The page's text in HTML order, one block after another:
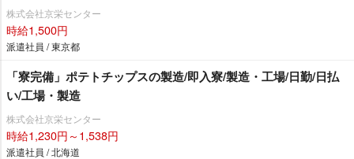
株式会社京栄センター
時給1,500円
派遣社員 / 東京都
「寮完備」ポテトチップスの製造/即入寮/製造・工場/日勤/日払
い/工場・製造
株式会社京栄センター
時給1,230円～1,538円
派遣社員 / 北海道